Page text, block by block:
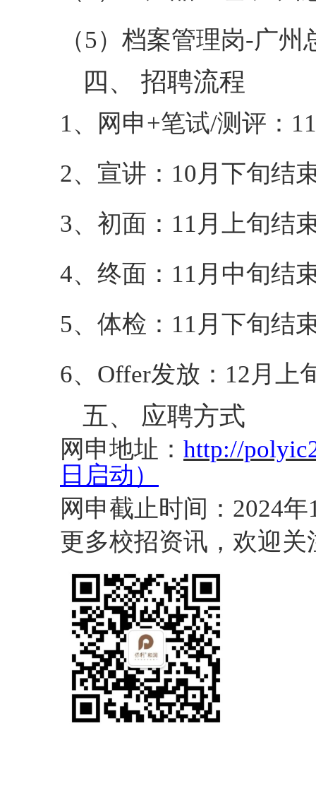
（5）档案管理岗-广州
四、 招聘流程
1、 网申+笔试/测评：
2、 宣讲： 10月下旬结
3、 初面： 11月上旬结
4、 终面： 11月中旬结
5、 体检： 11月下旬结
6、 Offer发放：12月上
五、 应聘方式
网申地址： http://
日启动）
网申截止时间： 2024年
更多校招资讯 ， 欢迎关